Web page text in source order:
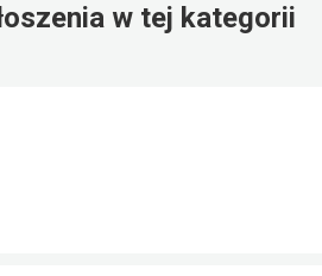
w tej kategorii